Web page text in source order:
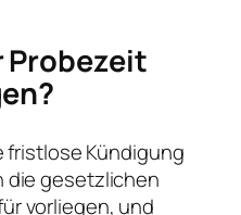
Probezeit
fristlose Kündigung
die gesetzlichen
vorliegen, und